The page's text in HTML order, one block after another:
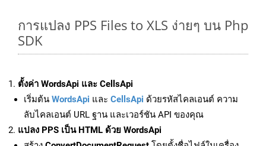
การแปลง PPS Files to XLS ง่ายๆ บน Php
SDK
ตั้งค่า WordsApi และ CellsApi
เริ่มต้น WordsApi และ CellsApi ด้วยรหัสไคลเอนต์ ความ
ลับไคลเอนต์ URL ฐาน และเวอร์ชัน API ของคุณ
แปลง PPS เป็น HTML ด้วย WordsApi